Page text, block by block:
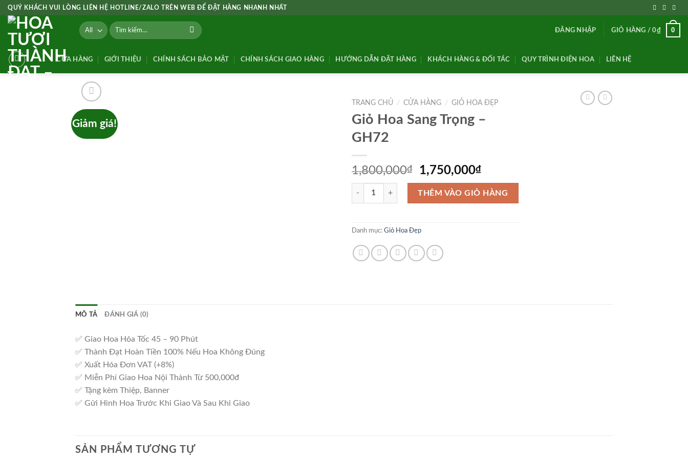
Skip
content
QUÝ KHÁCH VUI LÒNG LIÊN HỆ HOTLINE/ZALO TRÊN WEB ĐỂ ĐẶT HÀNG NHANH NHẤT
Tìm
kiếm:
ĐĂNG NHẬP GIỎ HÀNG /0₫ 0
CỬA HÀNG GIỚI THIỆU CHÍNH SÁCH BẢO MẬT CHÍNH SÁCH GIAO HÀNG HƯỚNG DẪN ĐẶT HÀNG KHÁCH HÀNG & ĐỐI TÁC QUY TRÌNH ĐIỆN HOA LIÊN HỆ
Giảm giá!
TRANG CHỦ / CỬA HÀNG / GIỎ HOA ĐẸP
Giỏ Hoa Sang Trọng –
GH72
1,800,000₫
Giá
gốc
là:
1,800,000₫.
1,750,000₫Giá
hiện
tại
là:
Giỏ Hoa Sang Trọng – GH72 số lượng
THÊM VÀO GIỎ HÀNG
Danh mục: Giỏ Hoa Đẹp
MÔ TẢ ĐÁNH GIÁ (0)
✅ Giao Hoa Hỏa Tốc 45 – 90 Phút
✅ Thành Đạt Hoàn Tiền 100% Nếu Hoa Không Đúng
✅ Xuất Hóa Đơn VAT (+8%)
✅ Miễn Phí Giao Hoa Nội Thành Từ 500,000đ
✅ Tặng kèm Thiệp, Banner
✅ Gửi Hình Hoa Trước Khi Giao Và Sau Khi Giao
SẢN PHẨM TƯƠNG TỰ